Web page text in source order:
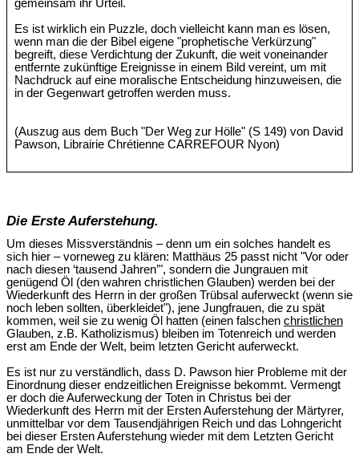
gemeinsam ihr Urteil.
Es ist wirklich ein Puzzle, doch vielleicht kann man es lösen,
wenn man die der Bibel eigene "prophetische Verkürzung"
begreift, diese Verdichtung der Zukunft, die weit voneinander
entfernte zukünftige Ereignisse in einem Bild vereint, um mit
Nachdruck auf eine moralische Entscheidung hinzuweisen, die
in der Gegenwart getroffen werden muss.
(Auszug aus dem Buch "Der Weg zur Hölle" (S 149) von David
Pawson, Librairie Chrétienne CARREFOUR Nyon)
Die Erste Auferstehung.
Um dieses Missverständnis – denn um ein solches handelt es
sich hier – vorneweg zu klären: Matthäus 25 passt nicht "Vor oder
nach diesen ‘tausend Jahren’", sondern die Jungrauen mit
genügend Öl (den wahren christlichen Glauben) werden bei der
Wiederkunft des Herrn in der großen Trübsal auferweckt (wenn sie
noch leben sollten, überkleidet"), jene Jungfrauen, die zu spät
kommen, weil sie zu wenig Öl hatten (einen falschen christlichen
Glauben, z.B. Katholizismus) bleiben im Totenreich und werden
erst am Ende der Welt, beim letzten Gericht auferweckt.
Es ist nur zu verständlich, dass D. Pawson hier Probleme mit der
Einordnung dieser endzeitlichen Ereignisse bekommt. Vermengt
er doch die Auferweckung der Toten in Christus bei der
Wiederkunft des Herrn mit der Ersten Auferstehung der Märtyrer,
unmittelbar vor dem Tausendjährigen Reich und das Lohngericht
bei dieser Ersten Auferstehung wieder mit dem Letzten Gericht
am Ende der Welt.